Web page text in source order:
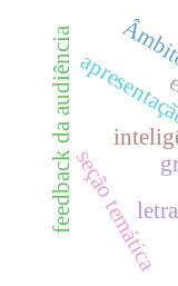
seção temática
feedback da audiência